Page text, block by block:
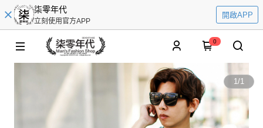
柒零年代
立刻使用官方APP
開啟APP
0
1/1